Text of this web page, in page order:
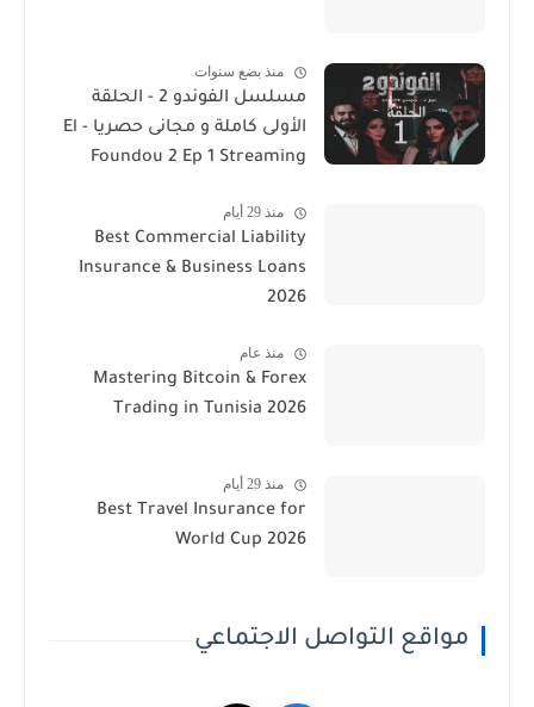
منذ بضع سنوات
مسلسل الفوندو 2 - الحلقة
الأولى كاملة و مجانى حصريا - El
Foundou 2 Ep 1 Streaming
منذ 29 أيام
Best Commercial Liability
Insurance & Business Loans
2026
منذ عام
Mastering Bitcoin & Forex
Trading in Tunisia 2026
منذ 29 أيام
Best Travel Insurance for
World Cup 2026
مواقع التواصل الاجتماعي